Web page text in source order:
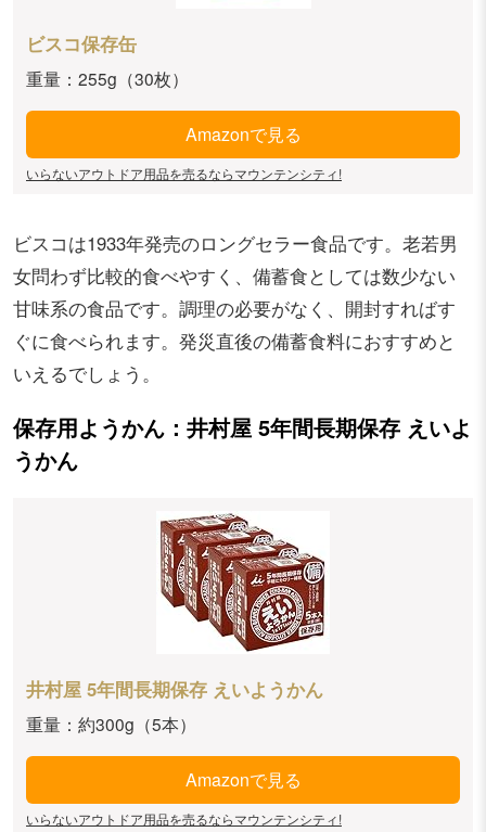
ビスコ保存缶
重量：255g（30枚）
Amazonで見る
いらないアウトドア用品を売るならマウンテンシティ!
ビスコは1933年発売のロングセラー食品です。老若男
女問わず比較的食べやすく、備蓄食としては数少ない
甘味系の食品です。調理の必要がなく、開封すればす
ぐに食べられます。発災直後の備蓄食料におすすめと
いえるでしょう。
保存用ようかん：井村屋 5年間長期保存 えいよ
うかん
井村屋 5年間長期保存 えいようかん
重量：約300g（5本）
Amazonで見る
いらないアウトドア用品を売るならマウンテンシティ!